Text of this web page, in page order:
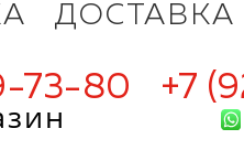
ДОСТАВКА
73-80 +7